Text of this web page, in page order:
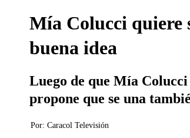
Mía Colucci quiere
buena idea
Luego de que Mía
propone que se una
Por: Caracol Televisión